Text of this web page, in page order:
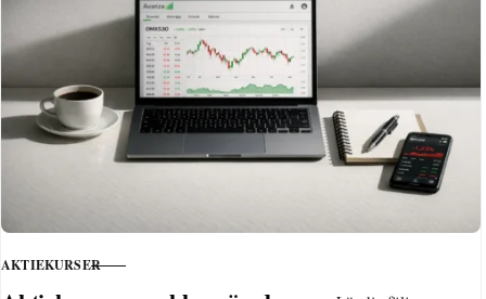
KATEGORI
AKTIEKURSER